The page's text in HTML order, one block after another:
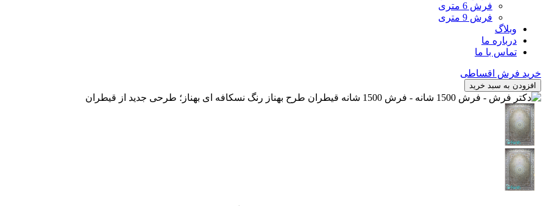
فرش 6 متری
فرش 9 متری
وبلاگ
درباره ما
تماس با ما
خرید فرش اقساطی
افزودن به سبد خرید